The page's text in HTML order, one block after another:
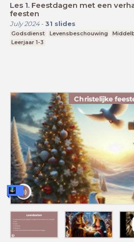
Les 1. Feestdagen met een
feesten
July 2024- 31 slides
Godsdienst Levensbeschouwing
Leerjaar 1-3